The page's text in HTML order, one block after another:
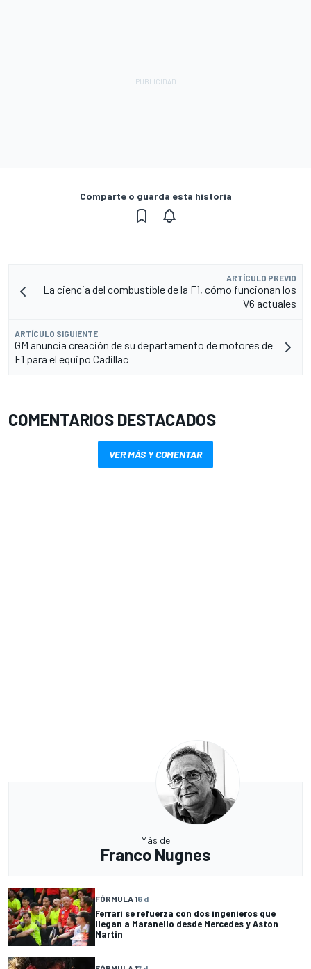
Comparte o guarda esta historia
ARTÍCULO PREVIO
La ciencia del combustible de la F1, cómo funcionan los
V6 actuales
ARTÍCULO SIGUIENTE
GM anuncia creación de su departamento de motores de
F1 para el equipo Cadillac
COMENTARIOS DESTACADOS
VER MÁS Y COMENTAR
Más de
Franco Nugnes
FÓRMULA 16 d
Ferrari se refuerza con dos ingenieros que
llegan a Maranello desde Mercedes y Aston
Martin